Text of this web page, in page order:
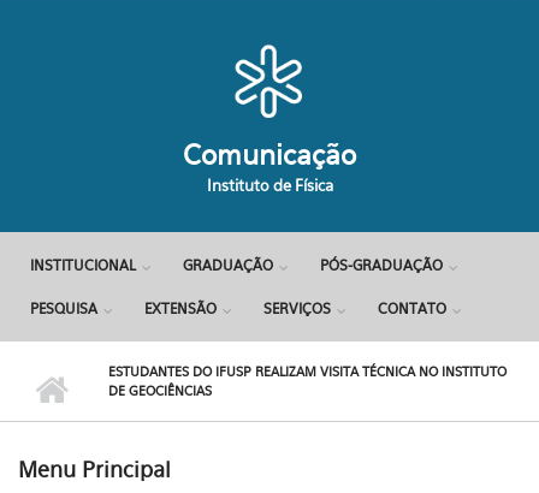
Comunicação
Instituto de Física
INSTITUCIONAL GRADUAÇÃO PÓS-GRADUAÇÃO
PESQUISA EXTENSÃO SERVIÇOS CONTATO
ESTUDANTES DO IFUSP REALIZAM VISITA TÉCNICA NO INSTITUTO
DE GEOCIÊNCIAS
Menu Principal